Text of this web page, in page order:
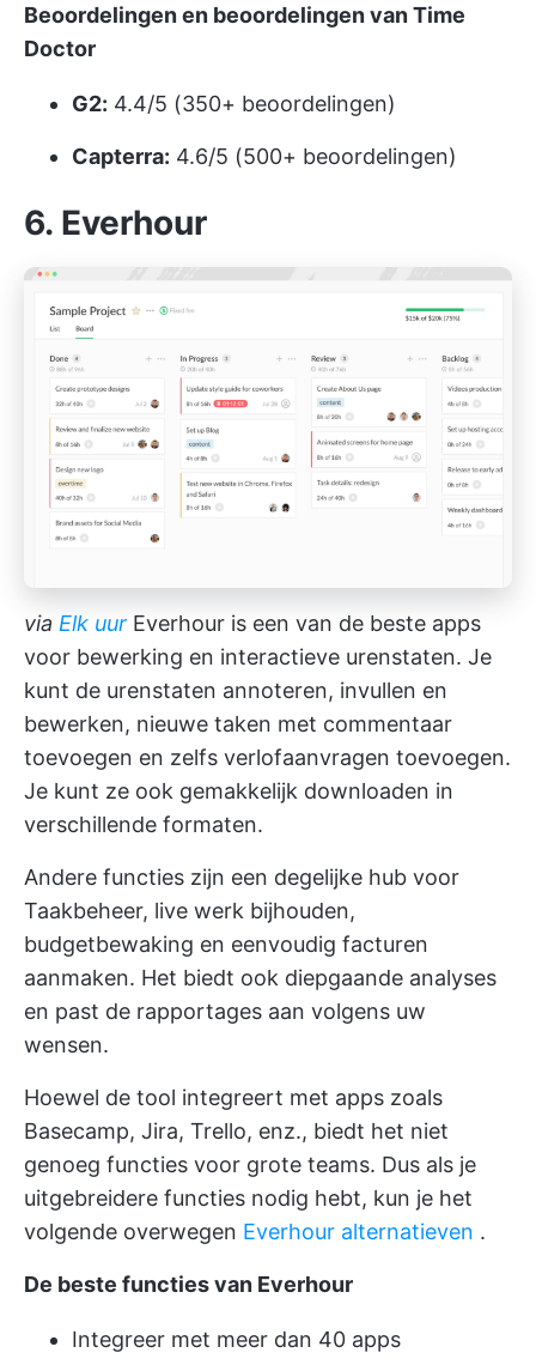
Beoordelingen en beoordelingen van Time
Doctor
G2: 4.4/5 (350+ beoordelingen)
Capterra: 4.6/5 (500+ beoordelingen)
6. Everhour
via Elk uur Everhour is een van de beste apps
voor bewerking en interactieve urenstaten. Je
kunt de urenstaten annoteren, invullen en
bewerken, nieuwe taken met commentaar
toevoegen en zelfs verlofaanvragen toevoegen.
Je kunt ze ook gemakkelijk downloaden in
verschillende formaten.
Andere functies zijn een degelijke hub voor
Taakbeheer, live werk bijhouden,
budgetbewaking en eenvoudig facturen
aanmaken. Het biedt ook diepgaande analyses
en past de rapportages aan volgens uw
wensen.
Hoewel de tool integreert met apps zoals
Basecamp, Jira, Trello, enz., biedt het niet
genoeg functies voor grote teams. Dus als je
uitgebreidere functies nodig hebt, kun je het
volgende overwegen Everhour alternatieven .
De beste functies van Everhour
Integreer met meer dan 40 apps